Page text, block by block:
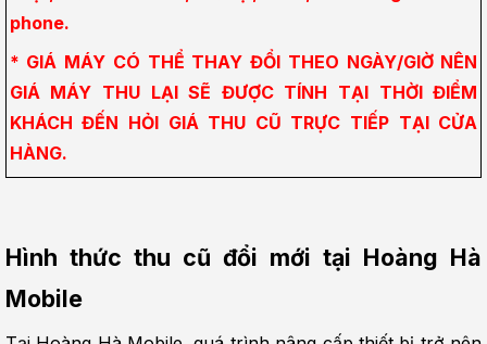
phone.
* GIÁ MÁY CÓ THỂ THAY ĐỔI THEO NGÀY/GIỜ NÊN
GIÁ MÁY THU LẠI SẼ ĐƯỢC TÍNH TẠI THỜI ĐIỂM
KHÁCH ĐẾN HỎI GIÁ THU CŨ TRỰC TIẾP TẠI CỬA
HÀNG.
Hình thức thu cũ đổi mới tại Hoàng Hà
Mobile